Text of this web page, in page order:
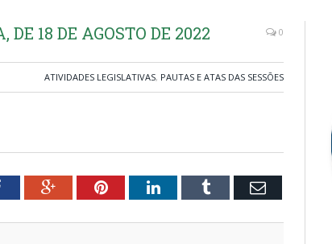
18 DE AGOSTO DE 2022 0
ATIVIDADES LEGISLATIVAS, PAUTAS E ATAS DAS SESSÕES
FacebookGoogle+PinterestLinkedInTumblr Email